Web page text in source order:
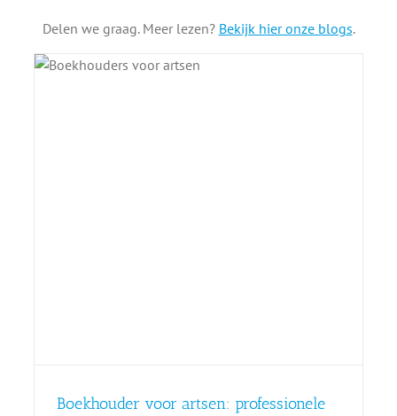
Delen we graag. Meer lezen? Bekijk hier onze blogs.
Boekhouder voor artsen: professionele